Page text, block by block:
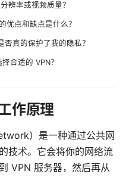
辨率或视频质量？
优点和缺点是什么？
否真的保护了我的隐私？
合适的 VPN？
作原理
）是一种通过公共网
技术。它会将你的网络流
VPN 服务器，然后再从